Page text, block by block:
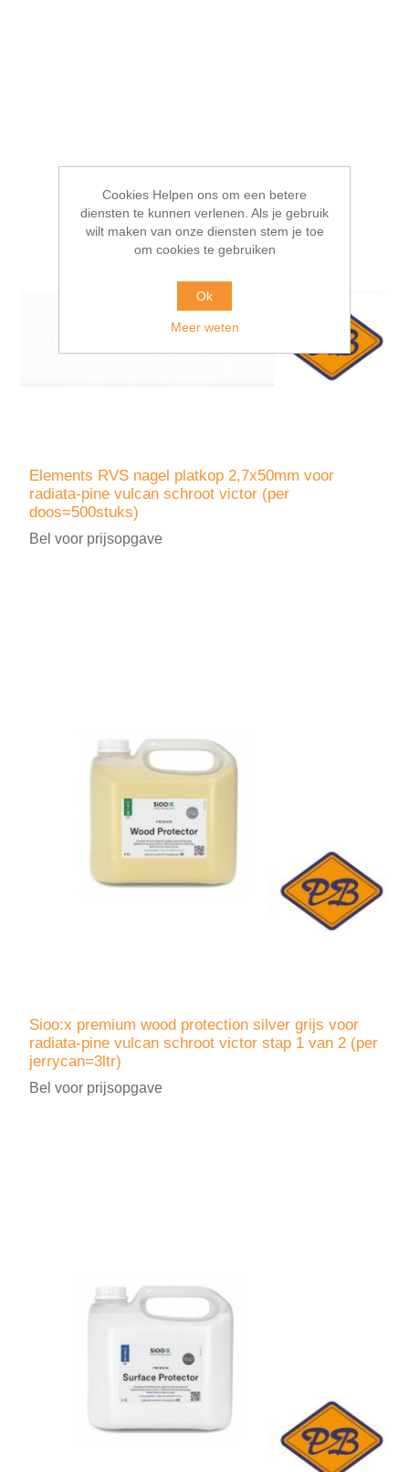
Elements RVS nagel platkop 2,7x50mm voor
radiata-pine vulcan schroot victor (per
doos=500stuks)
Bel voor prijsopgave
Sioo:x premium wood protection silver grijs voor
radiata-pine vulcan schroot victor stap 1 van 2 (per
jerrycan=3ltr)
Bel voor prijsopgave
Cookies Helpen ons om een betere
diensten te kunnen verlenen. Als je gebruik
wilt maken van onze diensten stem je toe
om cookies te gebruiken
Ok
Meer weten